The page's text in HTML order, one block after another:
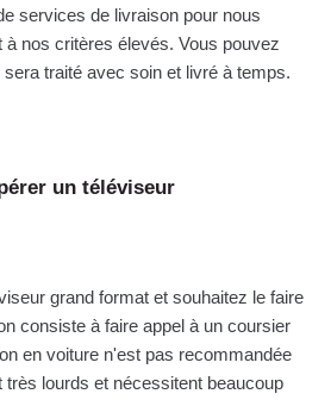
services de livraison pour nous
nos critères élevés. Vous pouvez
traité avec soin et livré à temps.
un téléviseur
grand format et souhaitez le faire
consiste à faire appel à un coursier
en voiture n'est pas recommandée
lourds et nécessitent beaucoup